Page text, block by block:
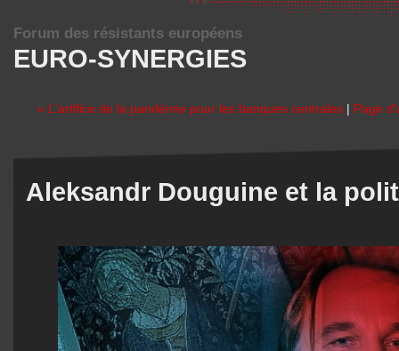
EURO-SYNERGIES
Forum des résistants européens
« L'artifice de la pandémie pour les banques centrales | Page
Aleksandr Douguine et la